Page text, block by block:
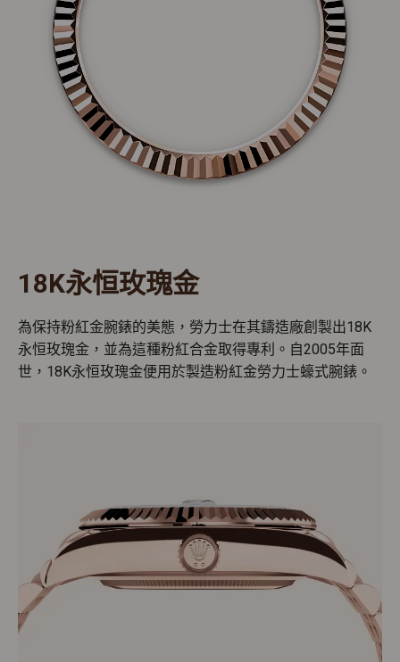
18K永恒玫瑰金
為保持粉紅金腕錶的美態，勞力士在其鑄造廠創製出18K
永恒玫瑰金，並為這種粉紅合金取得專利。自2005年面
世，18K永恒玫瑰金便用於製造粉紅金勞力士蠔式腕錶。